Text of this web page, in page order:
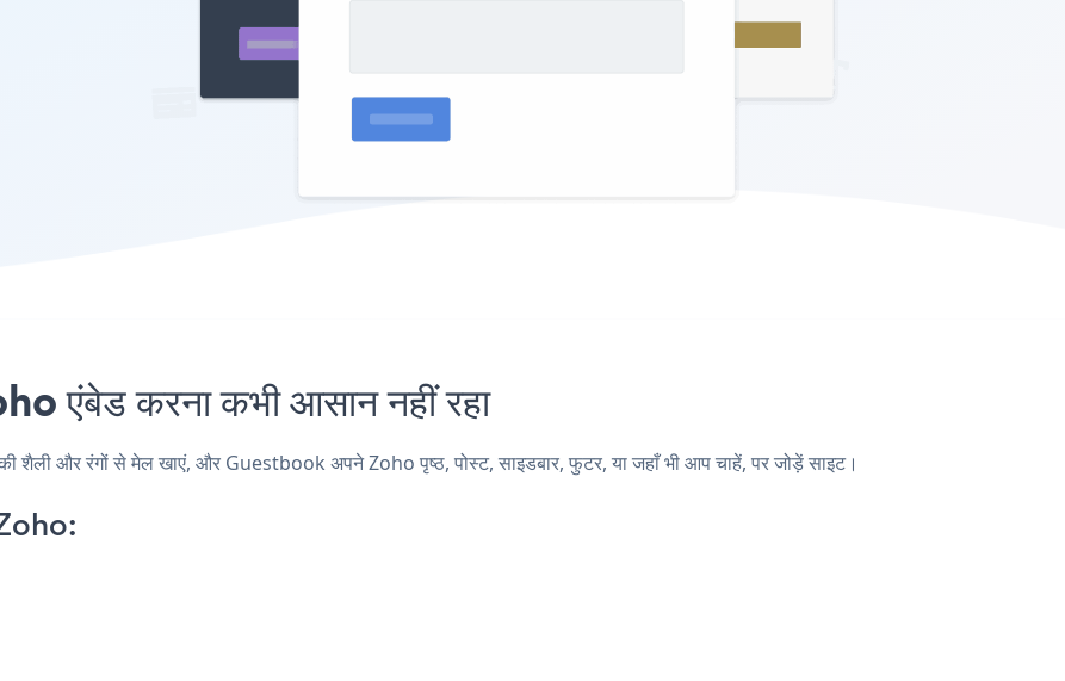
एंबेड करना कभी आसान नहीं रहा
और रंगों से मेल खाएं, और Guestbook अपने Zoho पृष्ठ, पोस्ट, साइडबार, फुटर, या जहाँ भी आप चाहें, पर जोड़ें साइट।